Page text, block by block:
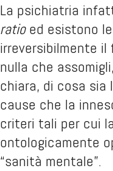
La psichiatria
ratioed esistono
irreversibilmente
nulla che
chiara, di cosa
cause che la
criteri tali per cui
ontologicamente
“sanità mentale”.